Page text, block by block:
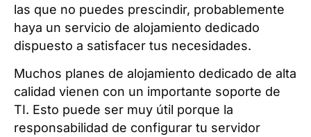
las que no puedes prescindir, probablemente
haya un servicio de alojamiento dedicado
dispuesto a satisfacer tus necesidades.
Muchos planes de alojamiento dedicado de alta
calidad vienen con un importante soporte de
TI. Esto puede ser muy útil porque la
responsabilidad de configurar tu servidor